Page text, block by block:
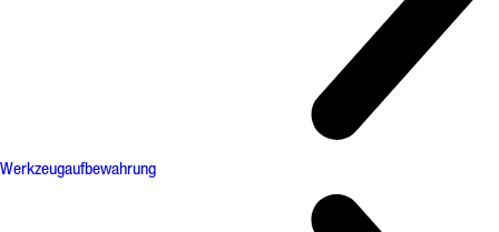
Werkzeugaufbewahrung